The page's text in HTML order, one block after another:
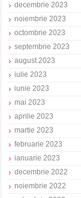
decembrie 2023
noiembrie 2023
octombrie 2023
septembrie 2023
august 2023
iulie 2023
iunie 2023
mai 2023
aprilie 2023
martie 2023
februarie 2023
ianuarie 2023
decembrie 2022
noiembrie 2022